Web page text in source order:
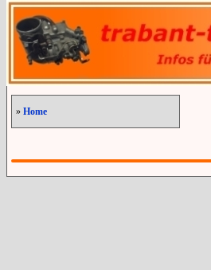
» Home